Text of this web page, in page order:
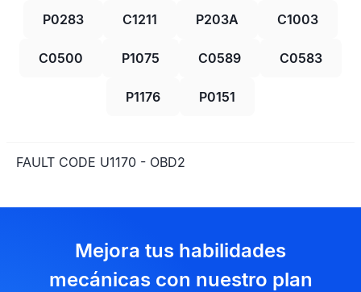
P0283 C1211 P203A C1003
C0500 P1075 C0589 C0583
P1176 P0151
FAULT CODE U1170 - OBD2
Mejora tus habilidades
mecánicas con nuestro plan